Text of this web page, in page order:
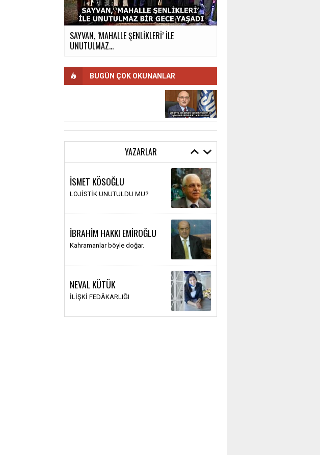
SAYVAN, ‘MAHALLE ŞENLİKLERİ’ İLE
UNUTULMAZ...
BUGÜN ÇOK OKUNANLAR
YAZARLAR
İSMET KÖSOĞLU
LOJİSTİK UNUTULDU MU?
İBRAHİM HAKKI EMİROĞLU
Kahramanlar böyle doğar.
NEVAL KÜTÜK
İLİŞKİ FEDÂKARLIĞI